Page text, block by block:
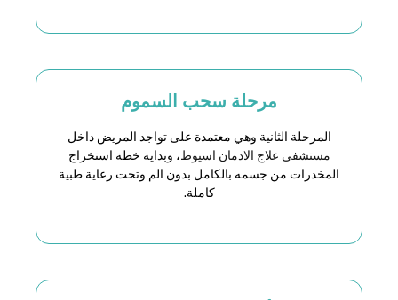
مرحلة سحب السموم
المرحلة الثانية وهي معتمدة على تواجد المريض داخل
مستشفى علاج الادمان اسيوط، وبداية خطة استخراج
المخدرات من جسمه بالكامل بدون الم وتحت رعاية طبية
كاملة.